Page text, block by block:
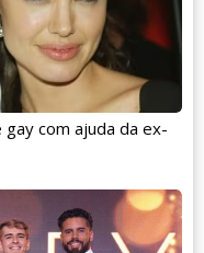
gay com ajuda da ex-